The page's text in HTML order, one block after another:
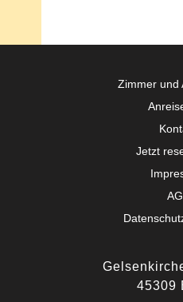
Zimmer und
Jetzt
45309